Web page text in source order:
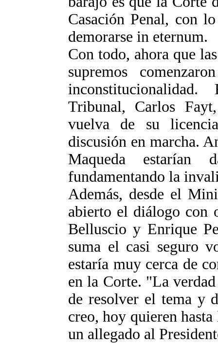
Casación Penal, con
demorarse in eternum.
Con todo, ahora que
supremos
Tribunal, Carlos
vuelva de su
discusión en marcha.
Maqueda estarían
fundamentando la
Además, desde el
abierto el diálogo con
Belluscio y Enrique
suma el casi seguro
estaría muy cerca de
en la Corte. "La
de resolver el tema y
creo, hoy quieren
un allegado al